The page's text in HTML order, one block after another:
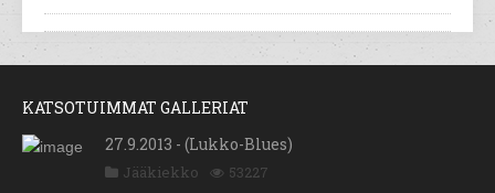
KATSOTUIMMAT GALLERIAT
27.9.2013 - (Lukko-Blues)
Jääkiekko 53227